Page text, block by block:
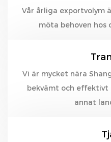
Vår årliga exportvolym
möta behoven hos
Vi är mycket nära
bekvämt och
annat